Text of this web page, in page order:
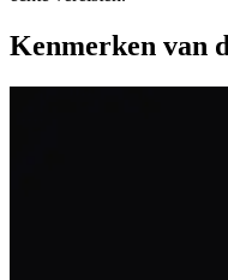
Kenmerken van